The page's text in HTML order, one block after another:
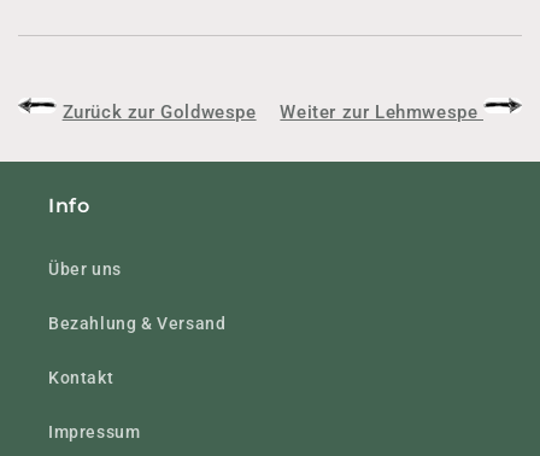
Weiter zur Lehmwespe
Zurück zur Goldwespe
Info
Über uns
Bezahlung & Versand
Kontakt
Impressum